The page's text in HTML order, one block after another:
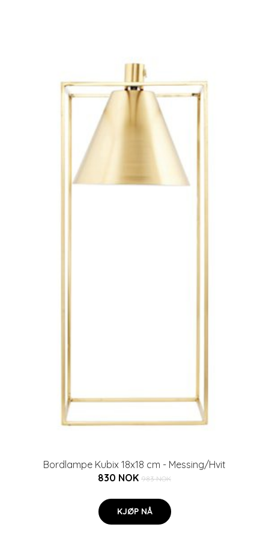
Bordlampe Kubix 18x18 cm - Messing/Hvit
830 NOK 983 NOK
KJØP NÅ